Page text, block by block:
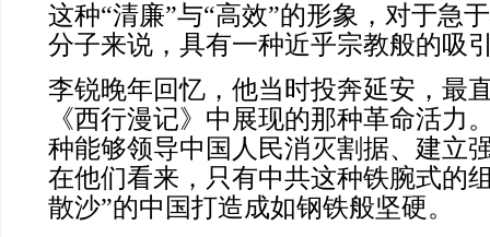
这种“清廉”与“高效”的形象，对于急
分子来说，具有一种近乎宗教般的吸
李锐晚年回忆，他当时投奔延安，最
《西行漫记》中展现的那种革命活力
种能够领导中国人民消灭割据、建立
在他们看来，只有中共这种铁腕式的
散沙”的中国打造成如钢铁般坚硬。